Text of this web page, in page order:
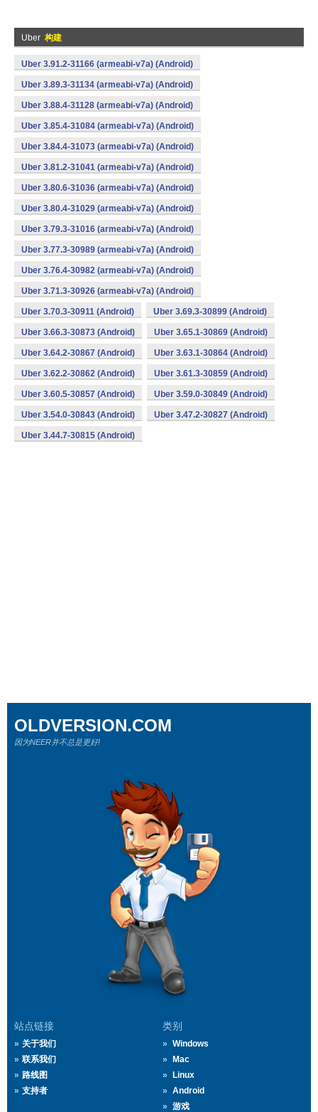
Uber 构建
Uber 3.91.2-31166 (armeabi-v7a) (Android)
Uber 3.89.3-31134 (armeabi-v7a) (Android)
Uber 3.88.4-31128 (armeabi-v7a) (Android)
Uber 3.85.4-31084 (armeabi-v7a) (Android)
Uber 3.84.4-31073 (armeabi-v7a) (Android)
Uber 3.81.2-31041 (armeabi-v7a) (Android)
Uber 3.80.6-31036 (armeabi-v7a) (Android)
Uber 3.80.4-31029 (armeabi-v7a) (Android)
Uber 3.79.3-31016 (armeabi-v7a) (Android)
Uber 3.77.3-30989 (armeabi-v7a) (Android)
Uber 3.76.4-30982 (armeabi-v7a) (Android)
Uber 3.71.3-30926 (armeabi-v7a) (Android)
Uber 3.70.3-30911 (Android) Uber 3.69.3-30899 (Android)
Uber 3.66.3-30873 (Android) Uber 3.65.1-30869 (Android)
Uber 3.64.2-30867 (Android) Uber 3.63.1-30864 (Android)
Uber 3.62.2-30862 (Android) Uber 3.61.3-30859 (Android)
Uber 3.60.5-30857 (Android) Uber 3.59.0-30849 (Android)
Uber 3.54.0-30843 (Android) Uber 3.47.2-30827 (Android)
Uber 3.44.7-30815 (Android)
站点链接
关于我们
联系我们
路线图
支持者
类别
Windows
Mac
Linux
Android
游戏
OLDVERSION.COM
因为NEER并不总是更好!